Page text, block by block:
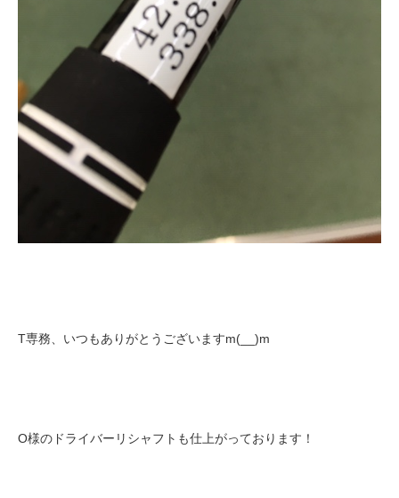
T専務、いつもありがとうございますm(__)m
O様のドライバーリシャフトも仕上がっております！